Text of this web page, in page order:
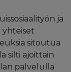
ja
yhteiset
sitoutua
silti ajoittain
palvelulla